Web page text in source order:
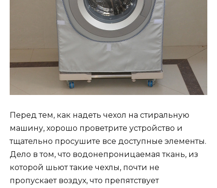
Перед тем, как надеть чехол на стиральную
машину, хорошо проветрите устройство и
тщательно просушите все доступные элементы.
Дело в том, что водонепроницаемая ткань, из
которой шьют такие чехлы, почти не
пропускает воздух, что препятствует